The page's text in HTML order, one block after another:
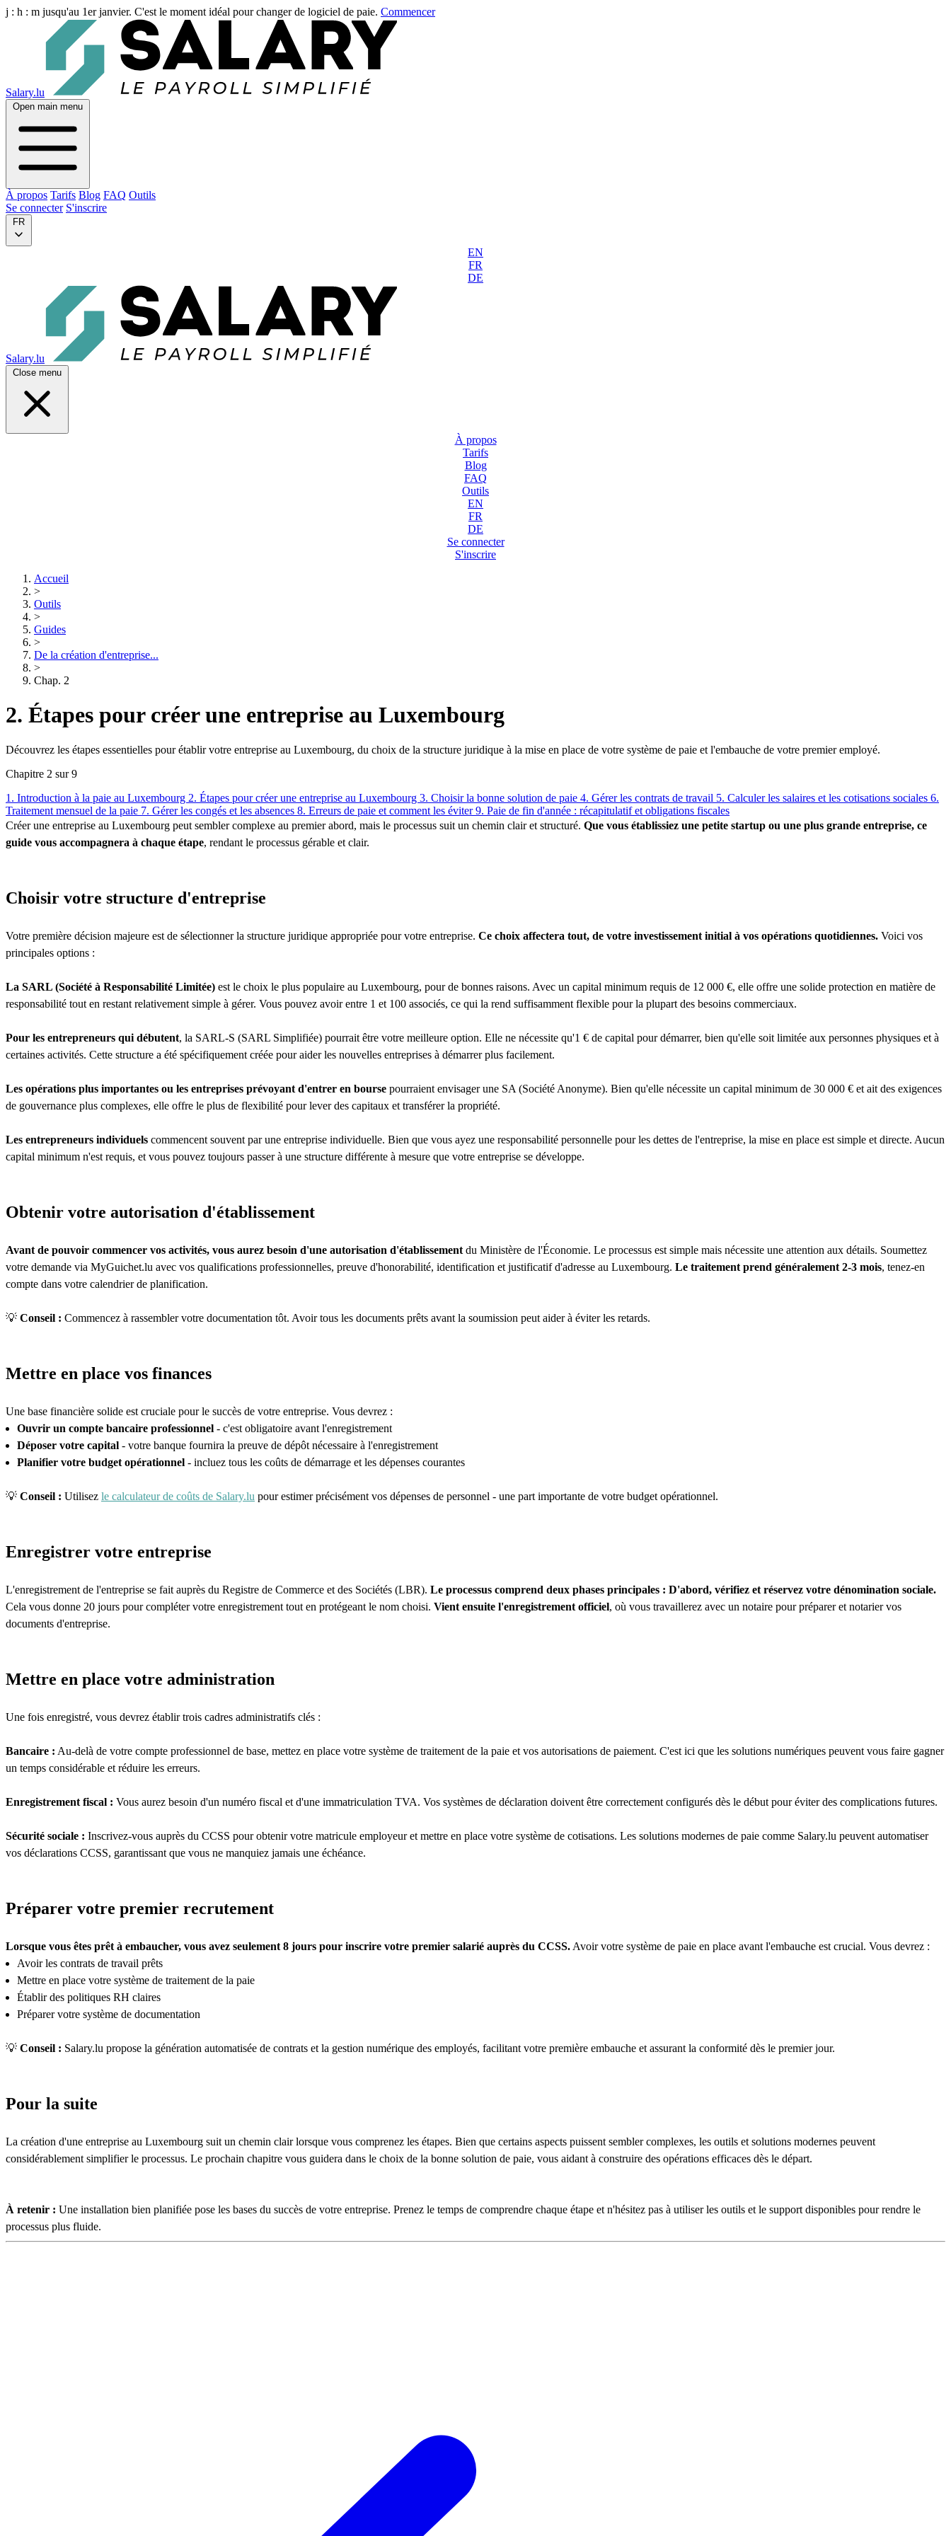
j : h : m jusqu'au 1er janvier. C'est le moment idéal pour changer de logiciel de paie. Commencer
Salary.lu
Open main menu
À propos Tarifs Blog FAQ Outils
Se connecter S'inscrire
FR
EN
FR
DE
Salary.lu
Close menu
À propos
Tarifs
Blog
FAQ
Outils
EN
FR
DE
Se connecter
S'inscrire
Accueil
>
Outils
>
Guides
>
De la création d'entreprise...
>
Chap. 2
2. Étapes pour créer une entreprise au Luxembourg
Découvrez les étapes essentielles pour établir votre entreprise au Luxembourg, du choix de la structure juridique à la mise en place de votre système de paie et l'embauche de votre premier employé.
Chapitre 2 sur 9
1. Introduction à la paie au Luxembourg 2. Étapes pour créer une entreprise au Luxembourg 3. Choisir la bonne solution de paie 4. Gérer les contrats de travail 5. Calculer les salaires et les cotisations sociales 6.
Traitement mensuel de la paie 7. Gérer les congés et les absences 8. Erreurs de paie et comment les éviter9. Paie de fin d'année : récapitulatif et obligations fiscales
Créer une entreprise au Luxembourg peut sembler complexe au premier abord, mais le processus suit un chemin clair et structuré. Que vous établissiez une petite startup ou une plus grande entreprise, ce
guide vous accompagnera à chaque étape, rendant le processus gérable et clair.
Choisir votre structure d'entreprise
Votre première décision majeure est de sélectionner la structure juridique appropriée pour votre entreprise. Ce choix affectera tout, de votre investissement initial à vos opérations quotidiennes. Voici vos
principales options :
La SARL (Société à Responsabilité Limitée) est le choix le plus populaire au Luxembourg, pour de bonnes raisons. Avec un capital minimum requis de 12 000 €, elle offre une solide protection en matière de
responsabilité tout en restant relativement simple à gérer. Vous pouvez avoir entre 1 et 100 associés, ce qui la rend suffisamment flexible pour la plupart des besoins commerciaux.
Pour les entrepreneurs qui débutent, la SARL-S (SARL Simplifiée) pourrait être votre meilleure option. Elle ne nécessite qu'1 € de capital pour démarrer, bien qu'elle soit limitée aux personnes physiques et à
certaines activités. Cette structure a été spécifiquement créée pour aider les nouvelles entreprises à démarrer plus facilement.
Les opérations plus importantes ou les entreprises prévoyant d'entrer en bourse pourraient envisager une SA (Société Anonyme). Bien qu'elle nécessite un capital minimum de 30 000 € et ait des exigences
de gouvernance plus complexes, elle offre le plus de flexibilité pour lever des capitaux et transférer la propriété.
Les entrepreneurs individuels commencent souvent par une entreprise individuelle. Bien que vous ayez une responsabilité personnelle pour les dettes de l'entreprise, la mise en place est simple et directe. Aucun
capital minimum n'est requis, et vous pouvez toujours passer à une structure différente à mesure que votre entreprise se développe.
Obtenir votre autorisation d'établissement
Avant de pouvoir commencer vos activités, vous aurez besoin d'une autorisation d'établissement du Ministère de l'Économie. Le processus est simple mais nécessite une attention aux détails. Soumettez
votre demande via MyGuichet.lu avec vos qualifications professionnelles, preuve d'honorabilité, identification et justificatif d'adresse au Luxembourg. Le traitement prend généralement 2-3 mois, tenez-en
compte dans votre calendrier de planification.
💡 Conseil : Commencez à rassembler votre documentation tôt. Avoir tous les documents prêts avant la soumission peut aider à éviter les retards.
Mettre en place vos finances
Une base financière solide est cruciale pour le succès de votre entreprise. Vous devrez :
Ouvrir un compte bancaire professionnel - c'est obligatoire avant l'enregistrement
Déposer votre capital - votre banque fournira la preuve de dépôt nécessaire à l'enregistrement
Planifier votre budget opérationnel - incluez tous les coûts de démarrage et les dépenses courantes
💡 Conseil : Utilisez le calculateur de coûts de Salary.lu pour estimer précisément vos dépenses de personnel - une part importante de votre budget opérationnel.
Enregistrer votre entreprise
L'enregistrement de l'entreprise se fait auprès du Registre de Commerce et des Sociétés (LBR). Le processus comprend deux phases principales : D'abord, vérifiez et réservez votre dénomination sociale.
Cela vous donne 20 jours pour compléter votre enregistrement tout en protégeant le nom choisi. Vient ensuite l'enregistrement officiel, où vous travaillerez avec un notaire pour préparer et notarier vos
documents d'entreprise.
Mettre en place votre administration
Une fois enregistré, vous devrez établir trois cadres administratifs clés :
Bancaire : Au-delà de votre compte professionnel de base, mettez en place votre système de traitement de la paie et vos autorisations de paiement. C'est ici que les solutions numériques peuvent vous faire gagner
un temps considérable et réduire les erreurs.
Enregistrement fiscal : Vous aurez besoin d'un numéro fiscal et d'une immatriculation TVA. Vos systèmes de déclaration doivent être correctement configurés dès le début pour éviter des complications futures.
Sécurité sociale : Inscrivez-vous auprès du CCSS pour obtenir votre matricule employeur et mettre en place votre système de cotisations. Les solutions modernes de paie comme Salary.lu peuvent automatiser
vos déclarations CCSS, garantissant que vous ne manquiez jamais une échéance.
Préparer votre premier recrutement
Lorsque vous êtes prêt à embaucher, vous avez seulement 8 jours pour inscrire votre premier salarié auprès du CCSS. Avoir votre système de paie en place avant l'embauche est crucial. Vous devrez :
Avoir les contrats de travail prêts
Mettre en place votre système de traitement de la paie
Établir des politiques RH claires
Préparer votre système de documentation
💡 Conseil : Salary.lu propose la génération automatisée de contrats et la gestion numérique des employés, facilitant votre première embauche et assurant la conformité dès le premier jour.
Pour la suite
La création d'une entreprise au Luxembourg suit un chemin clair lorsque vous comprenez les étapes. Bien que certains aspects puissent sembler complexes, les outils et solutions modernes peuvent
considérablement simplifier le processus. Le prochain chapitre vous guidera dans le choix de la bonne solution de paie, vous aidant à construire des opérations efficaces dès le départ.
À retenir : Une installation bien planifiée pose les bases du succès de votre entreprise. Prenez le temps de comprendre chaque étape et n'hésitez pas à utiliser les outils et le support disponibles pour rendre le
processus plus fluide.